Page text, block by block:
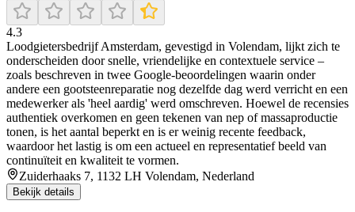
4.3
Loodgietersbedrijf Amsterdam, gevestigd in Volendam, lijkt zich te
onderscheiden door snelle, vriendelijke en contextuele service –
zoals beschreven in twee Google-beoordelingen waarin onder
andere een gootsteenreparatie nog dezelfde dag werd verricht en een
medewerker als 'heel aardig' werd omschreven. Hoewel de recensies
authentiek overkomen en geen tekenen van nep of massaproductie
tonen, is het aantal beperkt en is er weinig recente feedback,
waardoor het lastig is om een actueel en representatief beeld van
continuïteit en kwaliteit te vormen.
Zuiderhaaks 7, 1132 LH Volendam, Nederland
Bekijk details